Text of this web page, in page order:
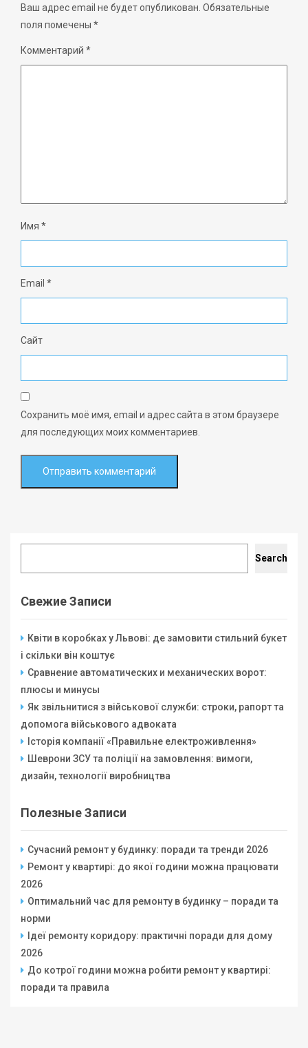
Ваш адрес email не будет опубликован. Обязательные
поля помечены *
Комментарий *
Имя *
Email *
Сайт
Сохранить моё имя, email и адрес сайта в этом браузере
для последующих моих комментариев.
Search
Свежие Записи
Квіти в коробках у Львові: де замовити стильний букет
і скільки він коштує
Сравнение автоматических и механических ворот:
плюсы и минусы
Як звільнитися з військової служби: строки, рапорт та
допомога військового адвоката
Історія компанії «Правильне електроживлення»
Шеврони ЗСУ та поліції на замовлення: вимоги,
дизайн, технології виробництва
Полезные Записи
Сучасний ремонт у будинку: поради та тренди 2026
Ремонт у квартирі: до якої години можна працювати
2026
Оптимальний час для ремонту в будинку – поради та
норми
Ідеї ремонту коридору: практичні поради для дому
2026
До котрої години можна робити ремонт у квартирі:
поради та правила